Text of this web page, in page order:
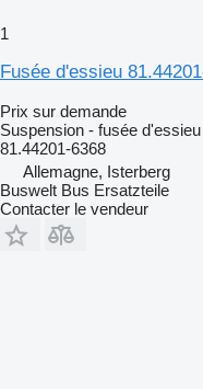
1
Fusée d'essieu
Prix sur demande
Suspension - fusée d'essieu
81.44201-6368
Allemagne, Isterberg
Buswelt Bus Ersatzteile
Contacter le vendeur